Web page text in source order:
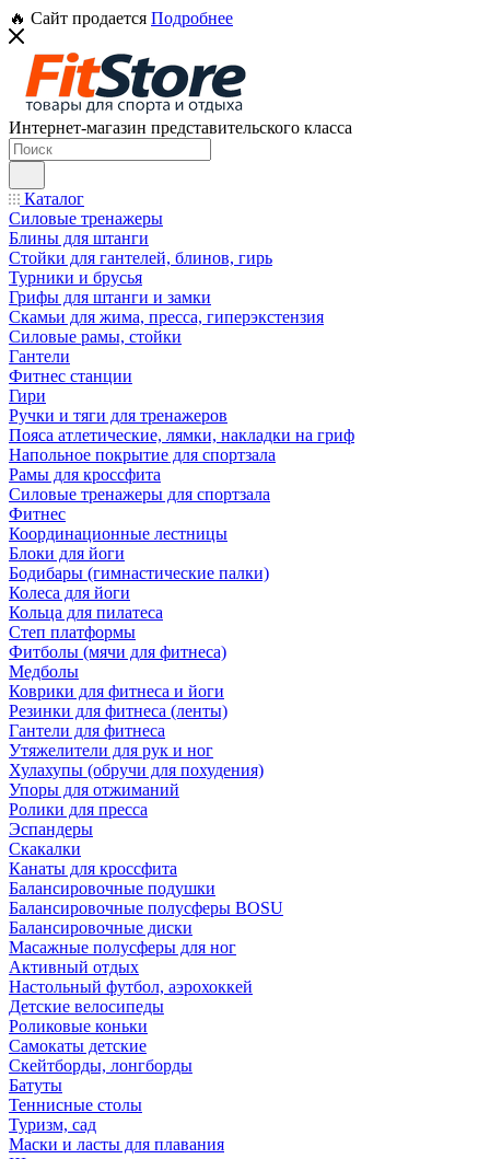
🔥 Сайт продается Подробнее
Интернет-магазин представительского класса
Каталог
Силовые тренажеры
Блины для штанги
Стойки для гантелей, блинов, гирь
Турники и брусья
Грифы для штанги и замки
Скамьи для жима, пресса, гиперэкстензия
Силовые рамы, стойки
Гантели
Фитнес станции
Гири
Ручки и тяги для тренажеров
Пояса атлетические, лямки, накладки на гриф
Напольное покрытие для спортзала
Рамы для кроссфита
Силовые тренажеры для спортзала
Фитнес
Координационные лестницы
Блоки для йоги
Бодибары (гимнастические палки)
Колеса для йоги
Кольца для пилатеса
Степ платформы
Фитболы (мячи для фитнеса)
Медболы
Коврики для фитнеса и йоги
Резинки для фитнеса (ленты)
Гантели для фитнеса
Утяжелители для рук и ног
Хулахупы (обручи для похудения)
Упоры для отжиманий
Ролики для пресса
Эспандеры
Скакалки
Канаты для кроссфита
Балансировочные подушки
Балансировочные полусферы BOSU
Балансировочные диски
Масажные полусферы для ног
Активный отдых
Настольный футбол, аэрохоккей
Детские велосипеды
Роликовые коньки
Самокаты детские
Скейтборды, лонгборды
Батуты
Теннисные столы
Туризм, сад
Маски и ласты для плавания